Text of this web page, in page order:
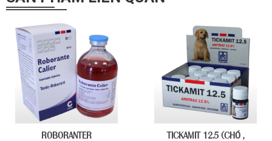
ROBORANTER
TICKAMIT 12.5 (CHÓ ,